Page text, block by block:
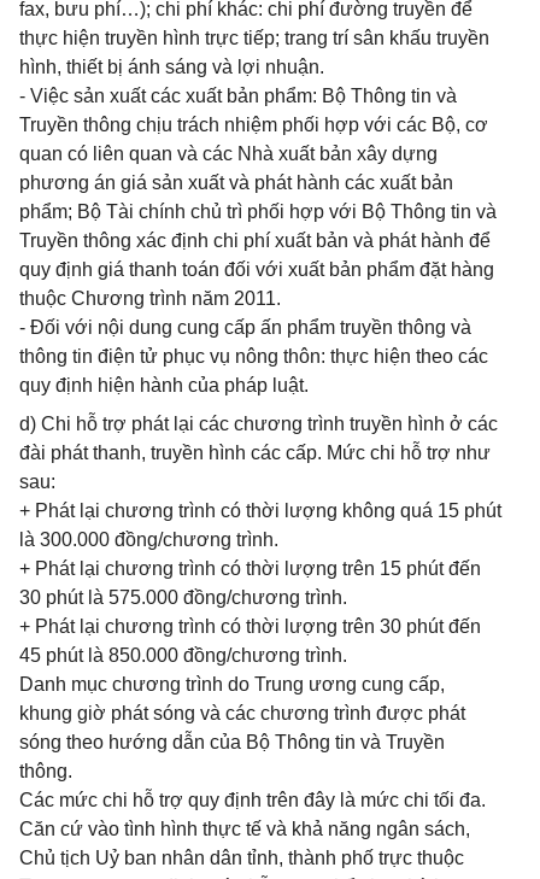
fax, bưu phí…); chi phí khác: chi phí đường truyền để
thực hiện truyền hình trực tiếp; trang trí sân khấu truyền
hình, thiết bị ánh sáng và lợi nhuận.
- Việc sản xuất các xuất bản phẩm: Bộ Thông tin và
Truyền thông chịu trách nhiệm phối hợp với các Bộ, cơ
quan có liên quan và các Nhà xuất bản xây dựng
phương án giá sản xuất và phát hành các xuất bản
phẩm; Bộ Tài chính chủ trì phối hợp với Bộ Thông tin và
Truyền thông xác định chi phí xuất bản và phát hành để
quy định giá thanh toán đối với xuất bản phẩm đặt hàng
thuộc Chương trình năm 2011.
- Đối với nội dung cung cấp ấn phẩm truyền thông và
thông tin điện tử phục vụ nông thôn: thực hiện theo các
quy định hiện hành của pháp luật.
d) Chi hỗ trợ phát lại các chương trình truyền hình ở các
đài phát thanh, truyền hình các cấp. Mức chi hỗ trợ như
sau:
+ Phát lại chương trình có thời lượng không quá 15 phút
là 300.000 đồng/chương trình.
+ Phát lại chương trình có thời lượng trên 15 phút đến
30 phút là 575.000 đồng/chương trình.
+ Phát lại chương trình có thời lượng trên 30 phút đến
45 phút là 850.000 đồng/chương trình.
Danh mục chương trình do Trung ương cung cấp,
khung giờ phát sóng và các chương trình được phát
sóng theo hướng dẫn của Bộ Thông tin và Truyền
thông.
Các mức chi hỗ trợ quy định trên đây là mức chi tối đa.
Căn cứ vào tình hình thực tế và khả năng ngân sách,
Chủ tịch Uỷ ban nhân dân tỉnh, thành phố trực thuộc